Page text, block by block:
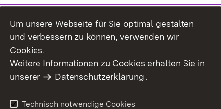
Um unsere Webseite für Sie optimal gestalten
und verbessern zu können, verwenden wir
Cookies.
Weitere Informationen zu Cookies erhalten Sie in
unserer
Datenschutzerklärung.
Technisch notwendige Cookies